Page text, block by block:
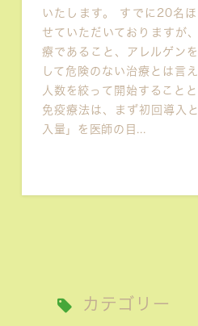
いたします。 すでに20名
せていただいておりますが
療であること、アレルゲン
して危険のない治療とは言
人数を絞って開始すること
免疫療法は、まず初回導入
入量」を医師の目...
カテゴリー